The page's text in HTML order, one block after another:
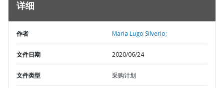
详细
作者 Maria Lugo Silverio;
文件日期 2020/06/24
文件类型 采购计划